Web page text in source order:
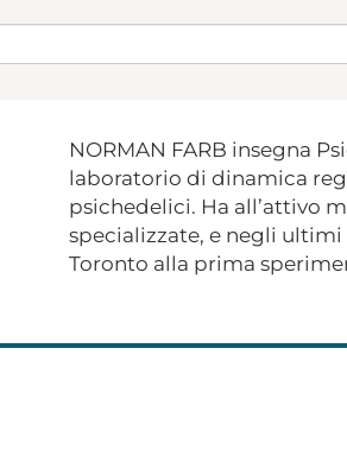
NORMAN FARB insegna
laboratorio di dinamica
psichedelici. Ha all’attivo
specializzate, e negli ultimi
Toronto alla prima